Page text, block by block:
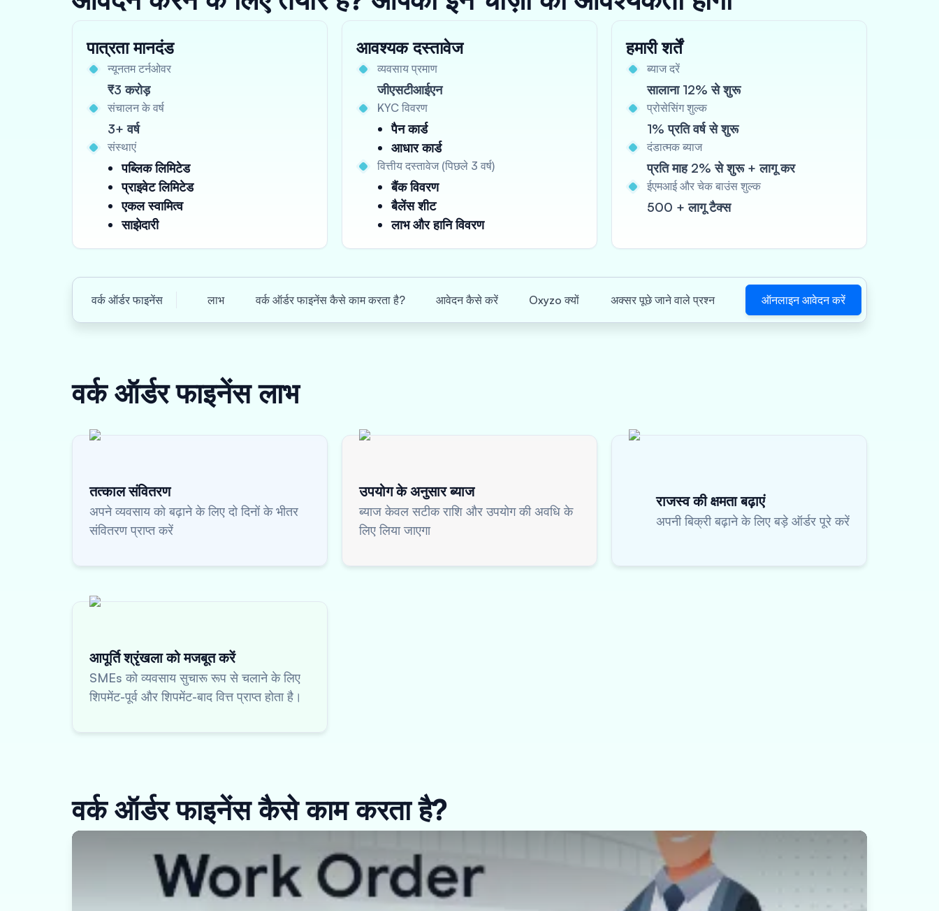
पात्रता मानदंड
न्यूनतम टर्नओवर
₹3 करोड़
संचालन के वर्ष
3+ वर्ष
संस्थाएं
पब्लिक लिमिटेड
प्राइवेट लिमिटेड
एकल स्वामित्व
साझेदारी
आवश्यक दस्तावेज
व्यवसाय प्रमाण
जीएसटीआईएन
KYC विवरण
पैन कार्ड
आधार कार्ड
वित्तीय दस्तावेज (पिछले 3 वर्ष)
बैंक विवरण
बैलेंस शीट
लाभ और हानि विवरण
हमारी शर्तें
ब्याज दरें
सालाना 12% से शुरू
प्रोसेसिंग शुल्क
1% प्रति वर्ष से शुरू
दंडात्मक ब्याज
प्रति माह 2% से शुरू + लागू कर
ईएमआई और चेक बाउंस शुल्क
500 + लागू टैक्स
वर्क ऑर्डर फाइनेंस लाभ वर्क ऑर्डर फाइनेंस कैसे काम करता है? आवेदन कैसे करें Oxyzo क्यों अक्सर पूछे जाने वाले प्रश्न ऑनलाइन आवेदन करें
वर्क ऑर्डर फाइनेंसलाभ
तत्काल संवितरण
अपने व्यवसाय को बढ़ाने के लिए दो दिनों के भीतर
संवितरण प्राप्त करें
उपयोग के अनुसार ब्याज
ब्याज केवल सटीक राशि और उपयोग की अवधि के
लिए लिया जाएगा
राजस्व की क्षमता बढ़ाएं
अपनी बिक्री बढ़ाने के लिए बड़े ऑर्डर पूरे करें
आपूर्ति श्रृंखला को मजबूत करें
SMEs को व्यवसाय सुचारू रूप से चलाने के लिए
शिपमेंट-पूर्व और शिपमेंट-बाद वित्त प्राप्त होता है।
वर्क ऑर्डर फाइनेंस कैसे काम करता है?